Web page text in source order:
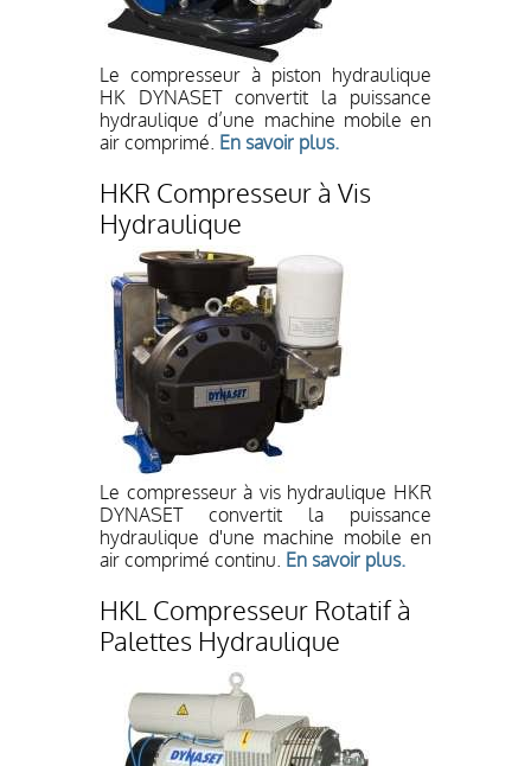
Le compresseur à piston hydraulique
HK DYNASET convertit la puissance
hydraulique d’une machine mobile en
air comprimé. En savoir plus.
HKR Compresseur à Vis
Hydraulique
Le compresseur à vis hydraulique HKR
DYNASET convertit la puissance
hydraulique d'une machine mobile en
air comprimé continu. En savoir plus.
HKL Compresseur Rotatif à
Palettes Hydraulique